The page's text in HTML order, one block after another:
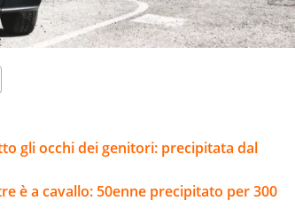
gli occhi dei genitori: precipitata dal
è a cavallo: 50enne precipitato per 300